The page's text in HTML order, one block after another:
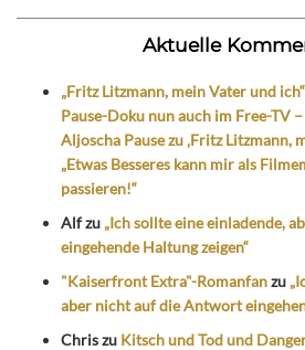
Aktuelle
„Fritz Litzmann, mein Vater und
Pause-Doku nun auch im Free-TV
Aljoscha Pause zu ‚Fritz Litzmann,
„Etwas Besseres kann mir als
passieren!“
Alfzu „Ich sollte eine einladende,
eingehende Haltung zeigen“
"Kaiserfront Extra"-Romanfanzu
aber nicht auf die Antwort
Chriszu Kitsch und Tod und